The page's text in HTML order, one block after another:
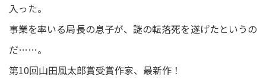
入った。
事業を率いる局長の息子が、謎の転落死を遂げたというの
だ……。
第10回山田風太郎賞受賞作家、最新作！